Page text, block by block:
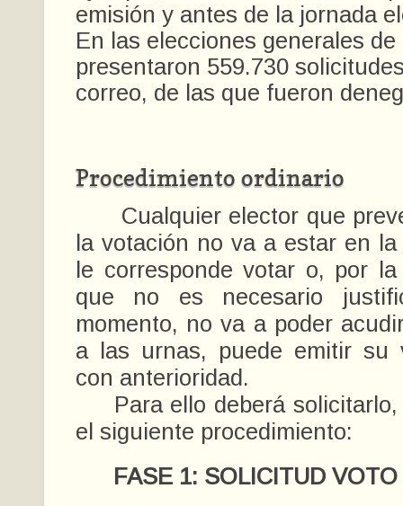
emisión y antes de la jornada
En las elecciones generales de
presentaron 559.730
correo, de las que fueron
Procedimiento ordinario
Cualquier elector que
la votación no va a estar en
le corresponde votar o, por
que no es necesario
momento, no va a poder
a las urnas, puede emitir su
con anterioridad.
Para ello deberá solicitarlo,
el siguiente procedimiento:
FASE 1: SOLICITUD VOTO